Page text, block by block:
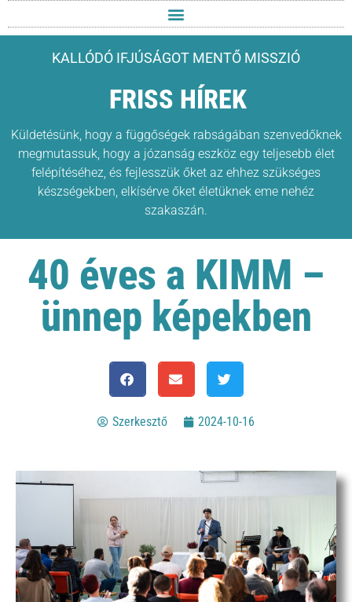
KALLÓDÓ IFJÚSÁGOT MENTŐ MISSZIÓ
FRISS HÍREK
Küldetésünk, hogy a függőségek rabságában szenvedőknek
megmutassuk, hogy a józanság eszköz egy teljesebb élet
felépítéséhez, és fejlesszük őket az ehhez szükséges
készségekben, elkísérve őket életüknek eme nehéz
szakaszán.
40 éves a KIMM –
ünnep képekben
Szerkesztő 2024-10-16